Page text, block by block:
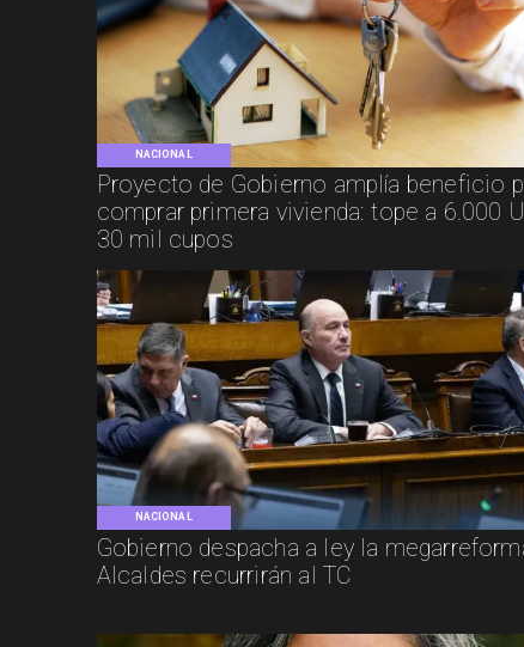
NACIONAL
Proyecto de Gobierno amplía beneficio
comprar primera vivienda: tope a 6.000
30 mil cupos
NACIONAL
Gobierno despacha a ley la
Alcaldes recurrirán al TC